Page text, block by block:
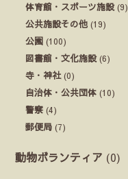
体育館・スポーツ施設(9)
公共施設その他 (19)
公園 (100)
図書館・文化施設(6)
寺・神社(0)
自治体・公共団体 (10)
警察 (4)
郵便局 (7)
動物ボランティア (0)